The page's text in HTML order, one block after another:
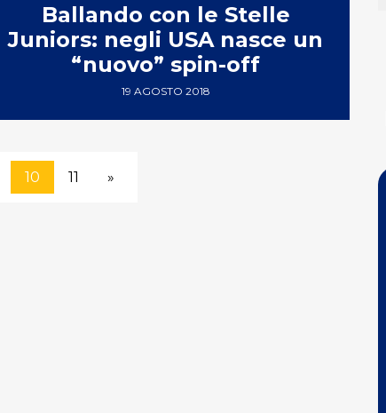
Ballando con le Stelle
Juniors: negli USA nasce un
“nuovo” spin-off
19 AGOSTO 2018
10 11 »